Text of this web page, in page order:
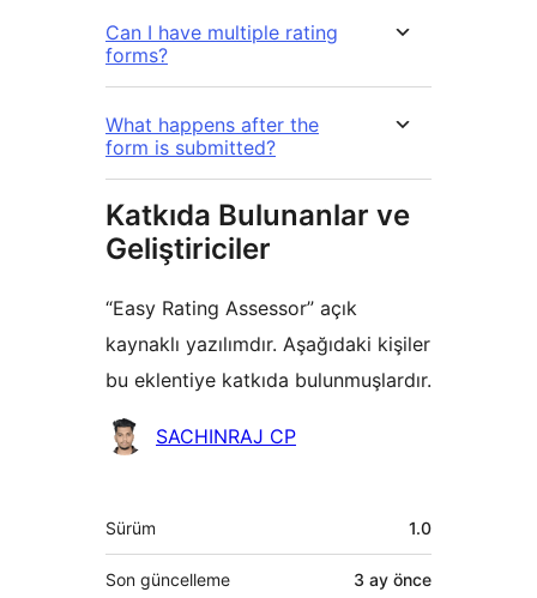
Can I have multiple rating
forms?
What happens after the
form is submitted?
Katkıda Bulunanlar ve
Geliştiriciler
“Easy Rating Assessor” açık
kaynaklı yazılımdır. Aşağıdaki kişiler
bu eklentiye katkıda bulunmuşlardır.
KatkıdaSACHINRAJ CP
Meta
Sürüm 1.0
Son güncelleme 3 ay önce